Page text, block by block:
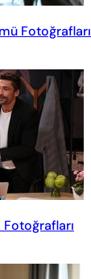
Fotoğrafları
Fotoğrafları